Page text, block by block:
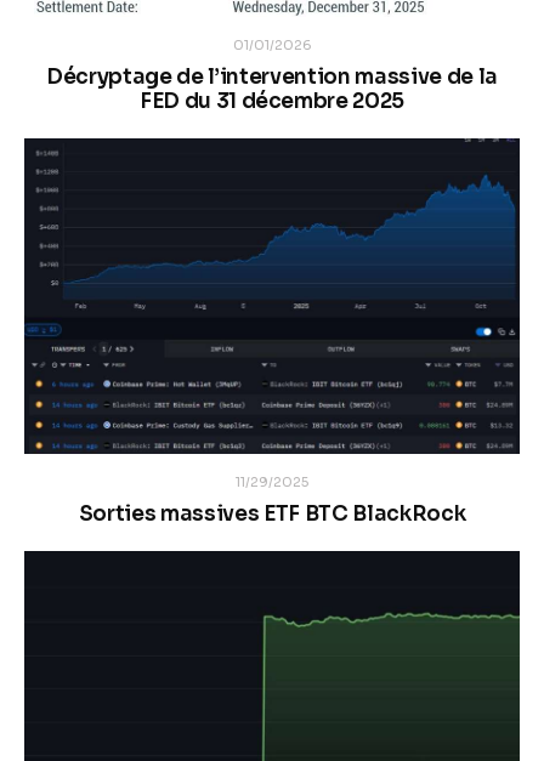
01/01/2026
Décryptage de l’intervention massive de la
FED du 31 décembre 2025
11/29/2025
Sorties massives ETF BTC BlackRock